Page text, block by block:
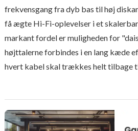
frekvensgang fra dyb bas til høj
få ægte Hi-Fi-oplevelser i et
markant fordel er muligheden for
højttalerne forbindes i en lang kæde
hvert kabel skal trækkes helt tilbage